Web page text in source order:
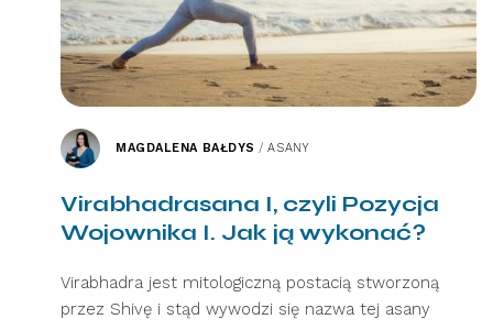
MAGDALENA BAŁDYS /ASANY
Virabhadrasana I, czyli Pozycja
Wojownika I. Jak ją wykonać?
Virabhadra jest mitologiczną postacią stworzoną
przez Shivę i stąd wywodzi się nazwa tej asany